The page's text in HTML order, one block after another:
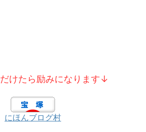
けたら励みになります↓
にほんブログ村